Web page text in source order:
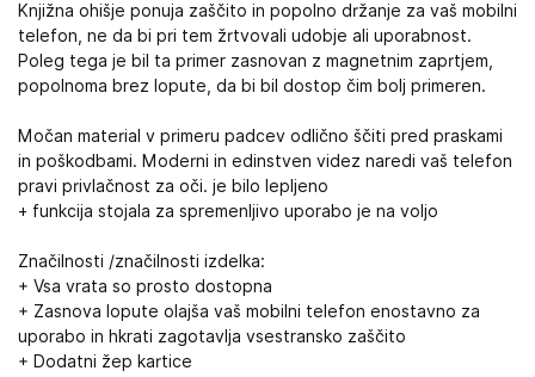
Knjižna ohišje ponuja zaščito in popolno držanje za vaš mobilni
telefon, ne da bi pri tem žrtvovali udobje ali uporabnost.
Poleg tega je bil ta primer zasnovan z magnetnim zaprtjem,
popolnoma brez lopute, da bi bil dostop čim bolj primeren.
Močan material v primeru padcev odlično ščiti pred praskami
in poškodbami. Moderni in edinstven videz naredi vaš telefon
pravi privlačnost za oči. je bilo lepljeno
+ funkcija stojala za spremenljivo uporabo je na voljo
Značilnosti /značilnosti izdelka:
+ Vsa vrata so prosto dostopna
+ Zasnova lopute olajša vaš mobilni telefon enostavno za
uporabo in hkrati zagotavlja vsestransko zaščito
+ Dodatni žep kartice